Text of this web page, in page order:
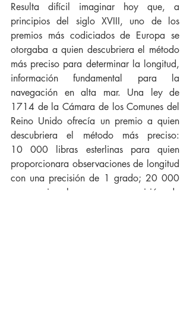
Resulta difícil imaginar hoy que, a
principios del siglo XVIII, uno de los
premios más codiciados de Europa se
otorgaba a quien descubriera el método
más preciso para determinar la longitud,
información fundamental para la
navegación en alta mar. Una ley de
1714 de la Cámara de los Comunes del
Reino Unido ofrecía un premio a quien
descubriera el método más preciso:
10 000 libras esterlinas para quien
proporcionara observaciones de longitud
con una precisión de 1 grado; 20 000
para quien lograra una precisión de